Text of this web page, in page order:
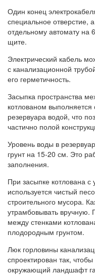
Один конец
специальное отверстие,
отдельному автомату на
щите.
Электрический кабель
с канализационной
его герметичность.
Засыпка пространства
котлованом
резервуара водой, что
частично полой
Уровень воды в
грунт на 15-20 см. Это
заполнения.
При засыпке котлована
используется чистый
строительного мусора.
утрамбовывать вручную.
между стенками
плодородным грунтом.
Люк горловины
спроектирован так,
окружающий ландшафт